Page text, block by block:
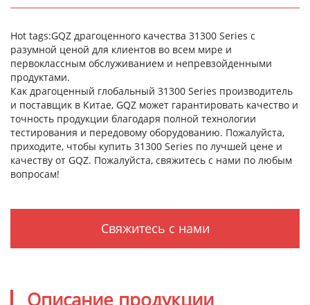
Hot tags:GQZ драгоценного качества 31300 Series с
разумной ценой для клиентов во всем мире и
первоклассным обслуживанием и непревзойденными
продуктами.
Как драгоценный глобальный 31300 Series производитель
и поставщик в Китае, GQZ может гарантировать качество и
точность продукции благодаря полной технологии
тестирования и передовому оборудованию. Пожалуйста,
приходите, чтобы купить 31300 Series по лучшей цене и
качеству от GQZ. Пожалуйста, свяжитесь с нами по любым
вопросам!
Свяжитесь с нами
Описание продукции